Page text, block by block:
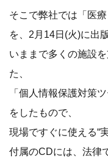
そこで弊社では「医
を、2月14日(火)に出版
いままで多くの施設
た、
「個人情報保護対策
をしたもので、
現場ですぐに使える“
付属のCDには、法律